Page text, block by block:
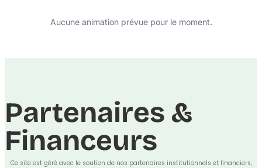
Aucune animation prévue pour le moment.
Partenaires &
Financeurs
Ce site est géré avec le soutien de nos partenaires institutionnels et financiers,